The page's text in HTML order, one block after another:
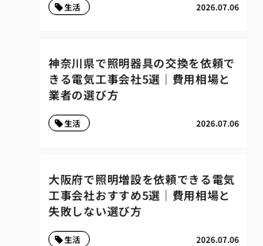
2026.07.06
生活
神奈川県で照明器具の交換を依頼で
きる電気工事会社5選｜費用相場と
業者の選び方
2026.07.06
生活
大阪府で照明増設を依頼できる電気
工事会社おすすめ5選｜費用相場と
失敗しない選び方
2026.07.06
生活